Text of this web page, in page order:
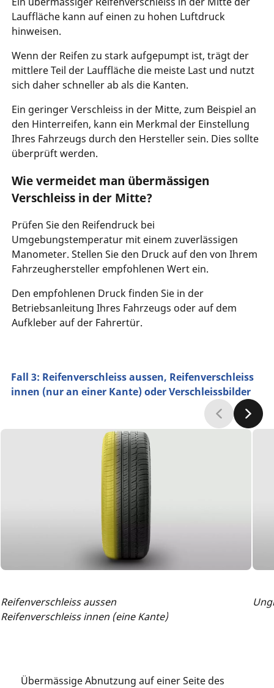
Lauffläche kann auf einen zu hohen Luftdruck
hinweisen.
Wenn der Reifen zu stark aufgepumpt ist, trägt der
mittlere Teil der Lauffläche die meiste Last und nutzt
sich daher schneller ab als die Kanten.
Ein geringer Verschleiss in der Mitte, zum Beispiel an
den Hinterreifen, kann ein Merkmal der Einstellung
Ihres Fahrzeugs durch den Hersteller sein. Dies sollte
überprüft werden.
Wie vermeidet man übermässigen
Verschleiss in der Mitte?
Prüfen Sie den Reifendruck bei
Umgebungstemperatur mit einem zuverlässigen
Manometer. Stellen Sie den Druck auf den von Ihrem
Fahrzeughersteller empfohlenen Wert ein.
Den empfohlenen Druck finden Sie in der
Betriebsanleitung Ihres Fahrzeugs oder auf dem
Aufkleber auf der Fahrertür.
Fall 3: Reifenverschleiss aussen, Reifenverschleiss
innen (nur an einer Kante) oder Verschleissbilder
Reifenverschleiss aussen
Reifenverschleiss innen (eine Kante)
Übermässige Abnutzung auf einer Seite des